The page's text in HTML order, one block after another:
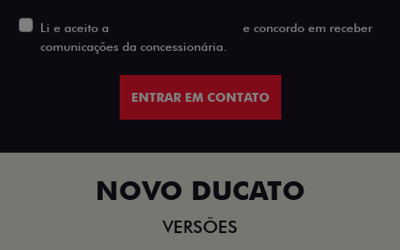
Li e aceito a
e concordo em receber
comunicações da concessionária.
ENTRAR EM CONTATO
NOVO DUCATO
VERSÕES